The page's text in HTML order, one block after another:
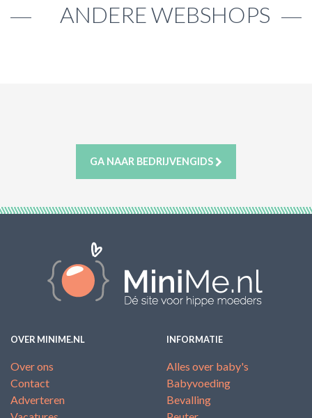
ANDERE WEBSHOPS
GA NAAR BEDRIJVENGIDS
OVER MINIME.NL
Over ons
Contact
Adverteren
INFORMATIE
Alles over baby's
Babyvoeding
Bevalling